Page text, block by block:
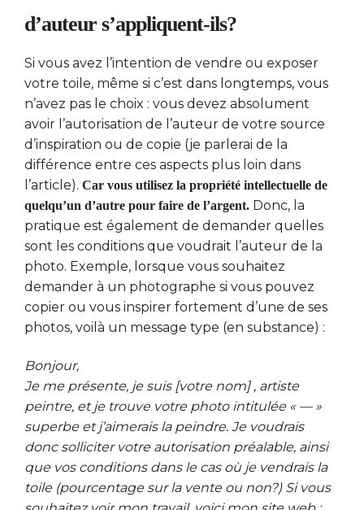
d’auteur s’appliquent-ils?
Si vous avez l’intention de vendre ou exposer
votre toile, même si c’est dans longtemps, vous
n’avez pas le choix : vous devez absolument
avoir l’autorisation de l’auteur de votre source
d’inspiration ou de copie (je parlerai de la
différence entre ces aspects plus loin dans
l’article). Car vous utilisez la propriété intellectuelle de
quelqu’un d’autre pour faire de l’argent. Donc, la
pratique est également de demander quelles
sont les conditions que voudrait l’auteur de la
photo. Exemple, lorsque vous souhaitez
demander à un photographe si vous pouvez
copier ou vous inspirer fortement d’une de ses
photos, voilà un message type (en substance) :
Bonjour,
Je me présente, je suis [votre nom] , artiste
peintre, et je trouve votre photo intitulée « — »
superbe et j’aimerais la peindre. Je voudrais
donc solliciter votre autorisation préalable, ainsi
que vos conditions dans le cas où je vendrais la
toile (pourcentage sur la vente ou non?) Si vous